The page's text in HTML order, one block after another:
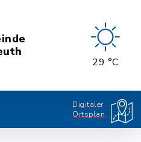
29 °C
Digitaler
Ortsplan